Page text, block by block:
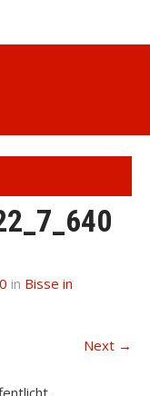
in Bisse in
Next →